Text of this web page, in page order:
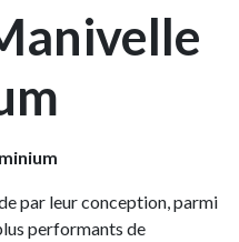
par leur conception, parmi
performants de